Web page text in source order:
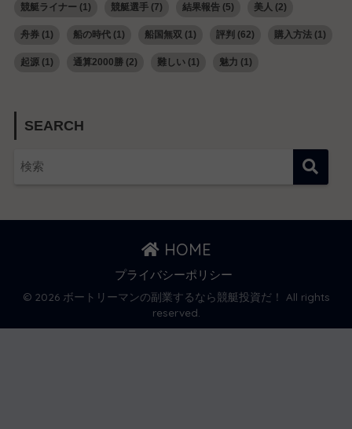
競艇ライナー (1) 競艇選手(7) 結果報告(5) 美人 (2)
舟券(1) 船の時代(1) 船国無双 (1) 評判 (62) 購入方法(1)
起源(1) 通算2000勝(2) 難しい(1) 魅力 (1)
SEARCH
HOME
プライバシーポリシー
© 2026 ボートリーマンの副業するなら競艇投資だ！ All rights
reserved.